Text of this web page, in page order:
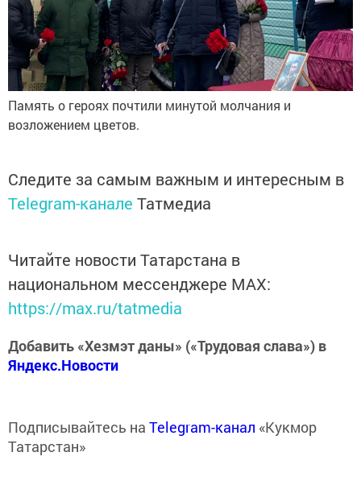
Память о героях почтили минутой молчания и
возложением цветов.
Следите за самым важным и интересным в
Telegram-канале Татмедиа
Читайте новости Татарстана в
национальном мессенджере MАХ:
https://max.ru/tatmedia
Добавить «Хезмэт даны» («Трудовая слава») в
Яндекс.Новости
Подписывайтесь на Telegram-канал «Кукмор
Татарстан»